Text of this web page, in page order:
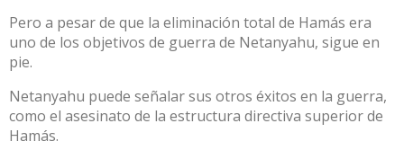
Pero a pesar de que la eliminación total de Hamás era
uno de los objetivos de guerra de Netanyahu, sigue en
pie.
Netanyahu puede señalar sus otros éxitos en la guerra,
como el asesinato de la estructura directiva superior de
Hamás.